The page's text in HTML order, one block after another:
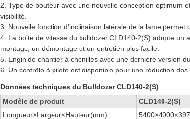
2. Type de bouteur avec une nouvelle conception optimum
visibilité.
3. Nouvelle fonction d'inclinaison latérale de la lame permet
4. La boîte de vitesse du bulldozer CLD140-2(S) adopte un
montage, un démontage et un entretien plus facile.
5. Engin de chantier à chenilles avec une dernière version
6. Un contrôle à pilote est disponible pour une réduction des
Données techniques du Bulldozer CLD140-2(S)
Modèle de produit
CLD140-2(S)
Longueur×Largeur×Hauteur(mm)